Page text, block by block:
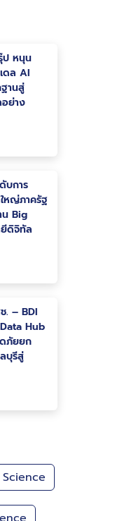
ป หนุน
ดล AI
านสู่
ย่าง
บการ
หญ่ภาครัฐ
Big
ยีดิจิทัล
. – BDI
Hub
ภัยยก
บุรีสู่